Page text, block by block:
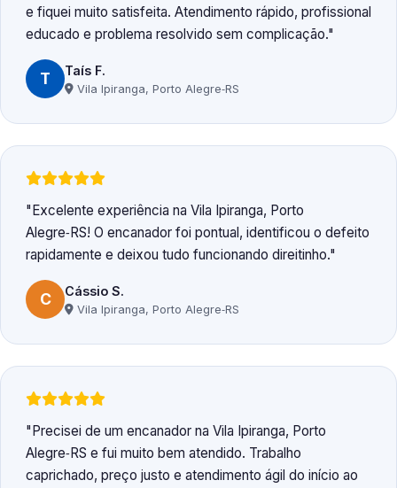
e fiquei muito satisfeita. Atendimento rápido, profissional
educado e problema resolvido sem complicação.
T Taís F.
Vila Ipiranga, Porto Alegre‑RS
Excelente experiência na Vila Ipiranga, Porto
Alegre‑RS! O encanador foi pontual, identificou o defeito
rapidamente e deixou tudo funcionando direitinho.
C Cássio S.
Vila Ipiranga, Porto Alegre‑RS
Precisei de um encanador na Vila Ipiranga, Porto
Alegre‑RS e fui muito bem atendido. Trabalho
caprichado, preço justo e atendimento ágil do início ao